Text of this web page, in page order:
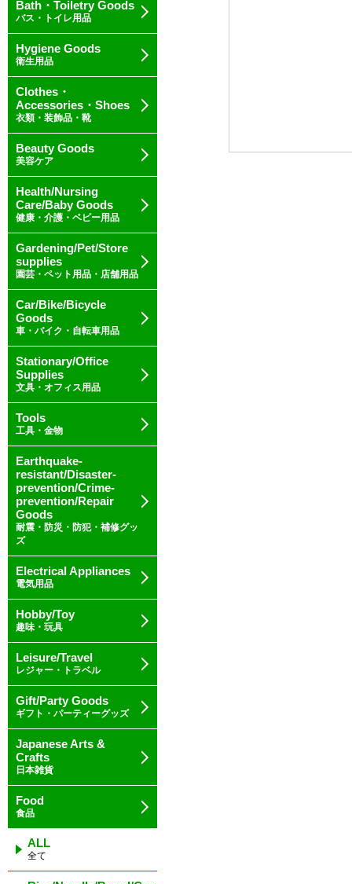
Bath・Toiletry Goods
バス・トイレ用品
Hygiene Goods
衛生用品
Clothes・
Accessories・Shoes
衣類・装飾品・靴
Beauty Goods
美容ケア
Health/Nursing
Care/Baby Goods
健康・介護・ベビー用品
Gardening/Pet/Store
supplies
園芸・ペット用品・店舗用品
Car/Bike/Bicycle
Goods
車・バイク・自転車用品
Stationary/Office
Supplies
文具・オフィス用品
Tools
工具・金物
Earthquake-
resistant/Disaster-
prevention/Crime-
prevention/Repair
Goods
耐震・防災・防犯・補修グッ
ズ
Electrical Appliances
電気用品
Hobby/Toy
趣味・玩具
Leisure/Travel
レジャー・トラベル
Gift/Party Goods
ギフト・パーティーグッズ
Japanese Arts &
Crafts
日本雑貨
Food
食品
ALL
全て